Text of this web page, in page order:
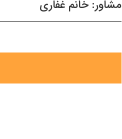
مشاور: خانم غفاری